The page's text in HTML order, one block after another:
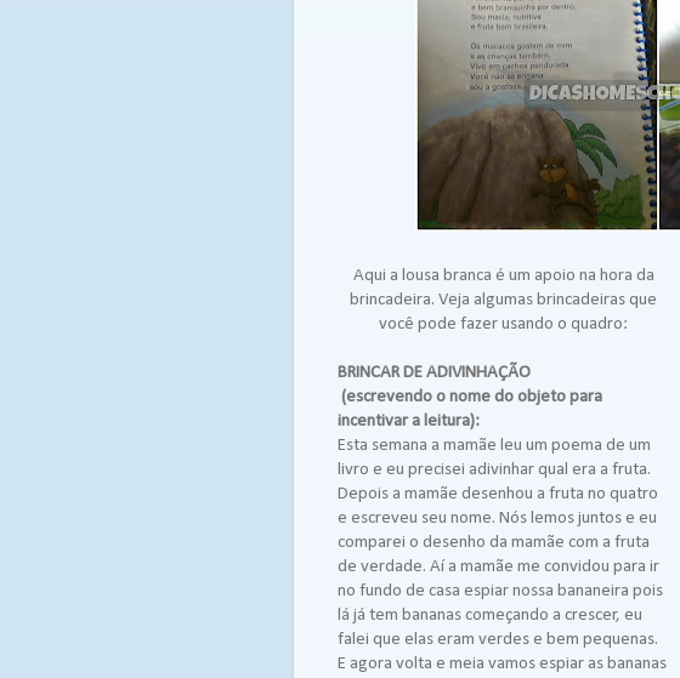
Aqui a lousa branca é um apoio na hora da
brincadeira. Veja algumas brincadeiras que
você pode fazer usando o quadro:
BRINCAR DE ADIVINHAÇÃO
(escrevendo o nome do objeto para
incentivar a leitura):
Esta semana a mamãe leu um poema de um
livro e eu precisei adivinhar qual era a fruta.
Depois a mamãe desenhou a fruta no quatro
e escreveu seu nome. Nós lemos juntos e eu
comparei o desenho da mamãe com a fruta
de verdade. Aí a mamãe me convidou para ir
no fundo de casa espiar nossa bananeira pois
lá já tem bananas começando a crescer, eu
falei que elas eram verdes e bem pequenas.
E agora volta e meia vamos espiar as bananas